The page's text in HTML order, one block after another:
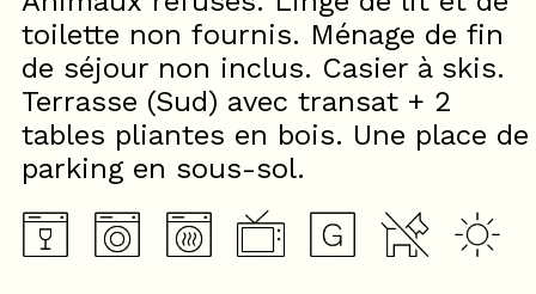
toilette non fournis. Ménage de fin
de séjour non inclus. Casier à skis.
Terrasse (Sud) avec transat + 2
tables pliantes en bois. Une place de
parking en sous-sol.